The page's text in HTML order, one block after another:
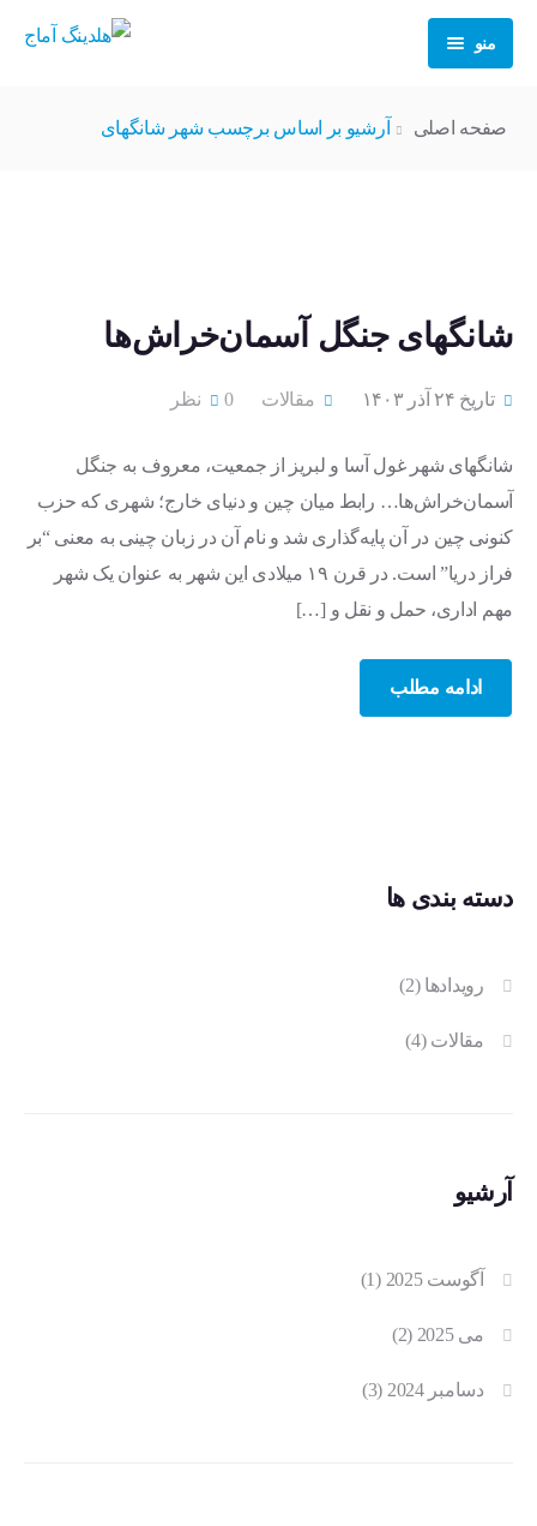
منو
منبع یابی و خرید کالا
مشاوره بازرگانی و واردات از چین
خدمات پرداخت ارزی
مشاوره توسعه کسب و کار
ثبت شرکت در چین
خرید آنلاین
مقالات
ویدیو های آموزشی
رویدادها
اخبار
سفارشات
ثبت سفارش
رهگیری سفارش
محاسبه CBM
سوالات متداول
تماس با ما
حساب کاربری
صفحه اصلی آرشیو بر اساس برچسب شهر شانگهای
شانگهای جنگل آسمان‌خراش‌ها
تاریخ ۲۴ آذر ۱۴۰۳ مقالات 0 نظر
شانگهای شهر غول آسا و لبریز از جمعیت، معروف به جنگل
آسمان‌خراش‌ها… رابط میان چین و دنیای خارج؛ شهری که حزب
کنونی چین در آن پایه‌گذاری شد و نام آن در زبان چینی به معنی “بر
فراز دریا” است. در قرن ۱۹ میلادی این شهر به عنوان یک شهر
مهم اداری، حمل و نقل و […]
ادامه مطلب
دسته بندی ها
رویدادها (2)
مقالات (4)
آرشیو
آگوست 2025 (1)
می 2025 (2)
دسامبر 2024 (3)